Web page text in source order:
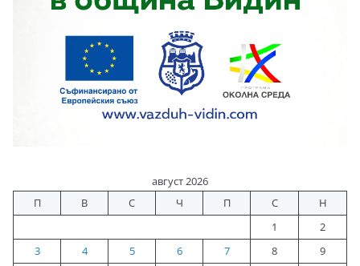
август 2026
П
В С Ч П С
Н
1
2
3
4 5 6 7 8
9